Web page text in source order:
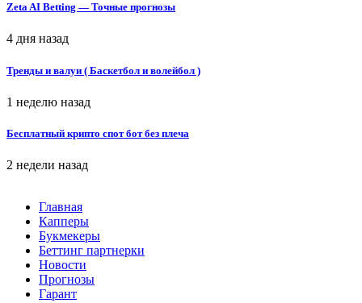
Zeta AI Betting — Точные прогнозы
4 дня назад
Тренды и валуи ( Баскетбол и волейбол )
1 неделю назад
Бесплатный крипто спот бот без плеча
2 недели назад
Главная
Капперы
Букмекеры
Беттинг партнерки
Новости
Прогнозы
Гарант